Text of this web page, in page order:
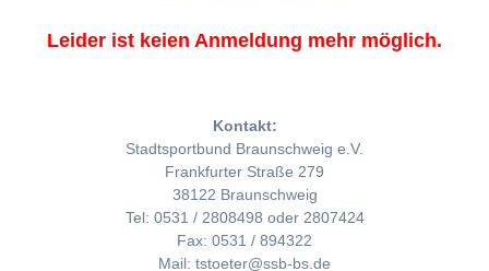
Leider ist keien Anmeldung mehr möglich.
Kontakt:
Stadtsportbund Braunschweig e.V.
Frankfurter Straße 279
38122 Braunschweig
Tel: 0531 / 2808498 oder 2807424
Fax: 0531 / 894322
Mail: tstoeter@ssb-bs.de